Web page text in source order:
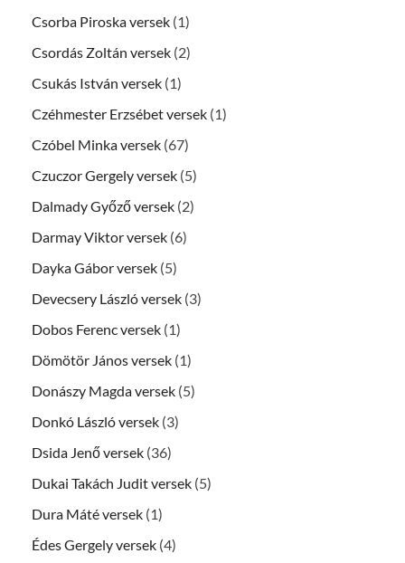
Csorba Piroska versek (1)
Csordás Zoltán versek (2)
Csukás István versek (1)
Czéhmester Erzsébet versek (1)
Czóbel Minka versek (67)
Czuczor Gergely versek (5)
Dalmady Győző versek (2)
Darmay Viktor versek (6)
Dayka Gábor versek (5)
Devecsery László versek (3)
Dobos Ferenc versek (1)
Dömötör János versek (1)
Donászy Magda versek (5)
Donkó László versek (3)
Dsida Jenő versek (36)
Dukai Takách Judit versek (5)
Dura Máté versek (1)
Édes Gergely versek (4)